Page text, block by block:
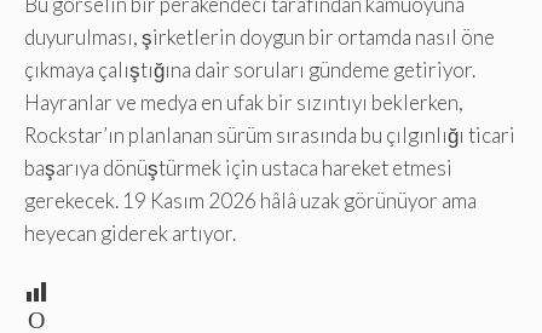
duyurulması, şirketlerin doygun bir ortamda nasıl öne
çıkmaya çalıştığına dair soruları gündeme getiriyor.
Hayranlar ve medya en ufak bir sızıntıyı beklerken,
Rockstar’ın planlanan sürüm sırasında bu çılgınlığı ticari
başarıya dönüştürmek için ustaca hareket etmesi
gerekecek. 19 Kasım 2026 hâlâ uzak görünüyor ama
heyecan giderek artıyor.
O